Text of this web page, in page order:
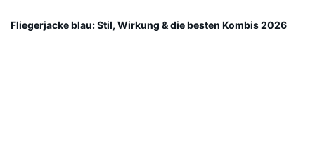
Fliegerjacke blau: Stil, Wirkung & die besten Kombis 2026